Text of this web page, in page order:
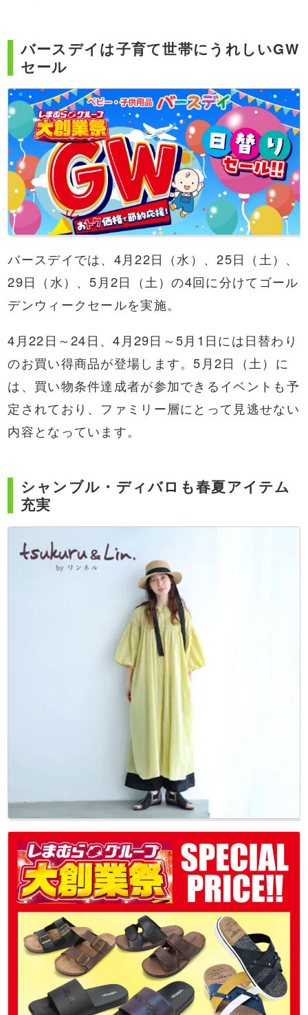
バースデイは子育て世帯にうれしいGW
セール
バースデイでは、4月22日（水）、25日（土）、
29日（水）、5月2日（土）の4回に分けてゴール
デンウィークセールを実施。
4月22日～24日、4月29日～5月1日には日替わり
のお買い得商品が登場します。5月2日（土）に
は、買い物条件達成者が参加できるイベントも予
定されており、ファミリー層にとって見逃せない
内容となっています。
シャンブル・ディバロも春夏アイテム
充実